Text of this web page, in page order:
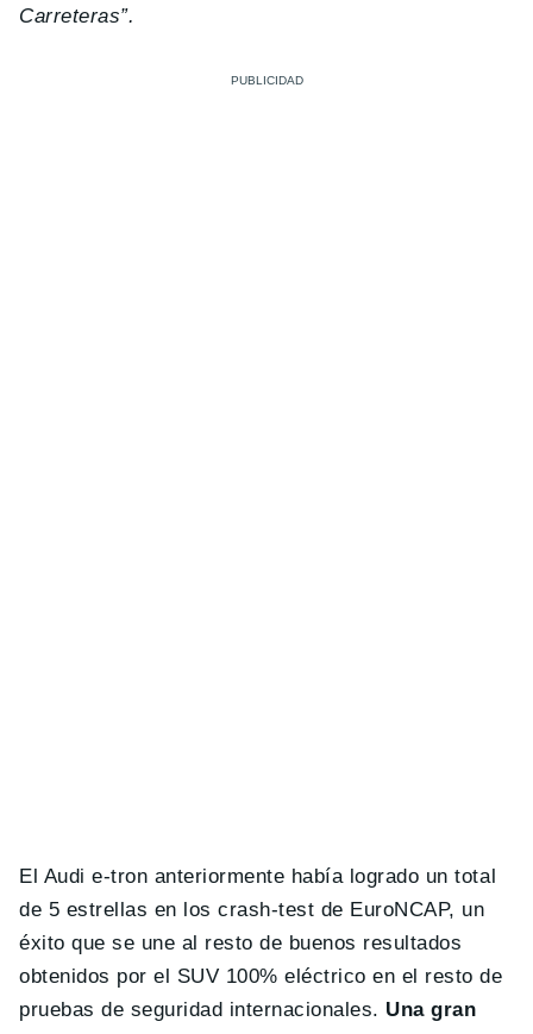
Carreteras”.
El Audi e-tron anteriormente había logrado un total
de 5 estrellas en los crash-test de EuroNCAP, un
éxito que se une al resto de buenos resultados
obtenidos por el SUV 100% eléctrico en el resto de
pruebas de seguridad internacionales. Una gran